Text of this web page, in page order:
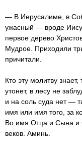
— В Иерусалиме, в
ужасный — вроде
первое дерево
Мудрое. Приходили
причитали.
Кто эту молитву
утонет, в лесу не
и на соль суда нет —
имя или имя того, за
Во имя Отца и Сына и
веков. Аминь.